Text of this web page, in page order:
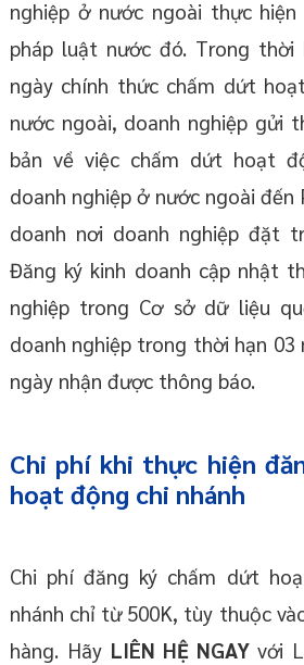
nghiệp ở nước ngoài thực
pháp luật nước đó. Trong
ngày chính thức chấm dứt
nước ngoài, doanh nghiệp gửi
bản về việc chấm dứt hoạt
doanh nghiệp ở nước ngoài đến
doanh nơi doanh nghiệp đặt
Đăng ký kinh doanh cập nhật
nghiệp trong Cơ sở dữ liệu
doanh nghiệp trong thời hạn 03
ngày nhận được thông báo.
Chi phí khi thực hiện
hoạt động chi nhánh
Chi phí đăng ký chấm dứt
nhánh chỉ từ 500K, tùy thuộc
hàng. Hãy LIÊN HỆ NGAYvới